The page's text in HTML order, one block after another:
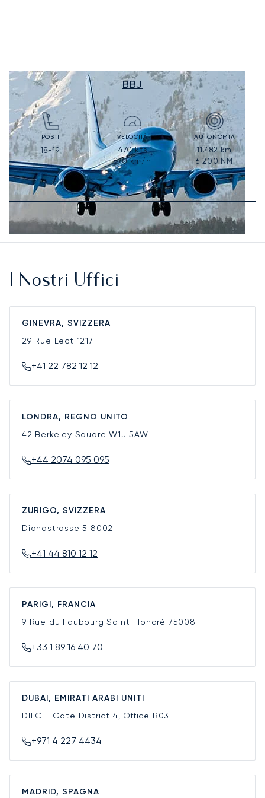
BBJ
POSTI
18-19
VELOCITÀ
470kts
870km/h
AUTONOMIA
11.482km
6.200 NM
I Nostri Uffici
GINEVRA, SVIZZERA
29 Rue Lect 1217
+41 22 782 12 12
LONDRA, REGNO UNITO
42 Berkeley SquareW1J 5AW
+44 2074 095 095
ZURIGO, SVIZZERA
Dianastrasse 5 8002
+41 44 810 12 12
PARIGI, FRANCIA
9 Rue du Faubourg Saint-Honoré 75008
+33 1 89 16 40 70
DUBAI, EMIRATI ARABI UNITI
DIFC - Gate District 4, Office B03
+971 4 227 4434
MADRID, SPAGNA